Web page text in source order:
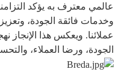
عالمي معترف به يؤكد
وخدمات فائقة الجودة،
عملائنا. ويعكس هذا الإنجاز
الجودة، ورضا العملاء،